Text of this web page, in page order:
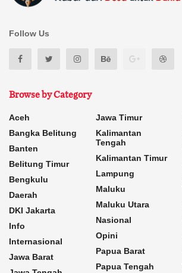
Follow Us
Browse by Category
Aceh
Bangka Belitung
Banten
Belitung Timur
Bengkulu
Daerah
DKI Jakarta
Info
Internasional
Jawa Barat
Jawa Timur
Kalimantan
Tengah
Kalimantan Timur
Lampung
Maluku
Maluku Utara
Nasional
Opini
Papua Barat
Papua Tengah